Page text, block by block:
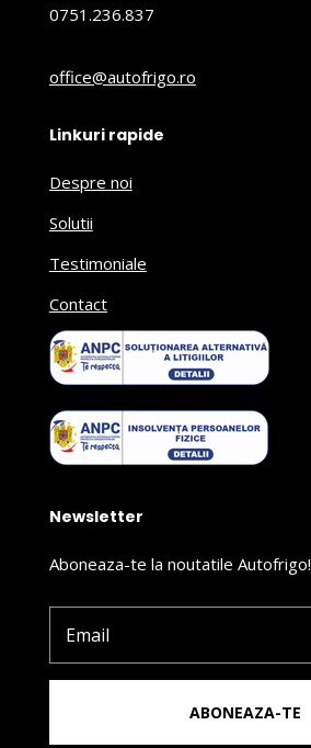
0751.236.837
office@autofrigo.ro
Linkuri rapide
Despre noi
Solutii
Testimoniale
Contact
Newsletter
Aboneaza-te la noutatile Autofrigo!
ABONEAZA-TE